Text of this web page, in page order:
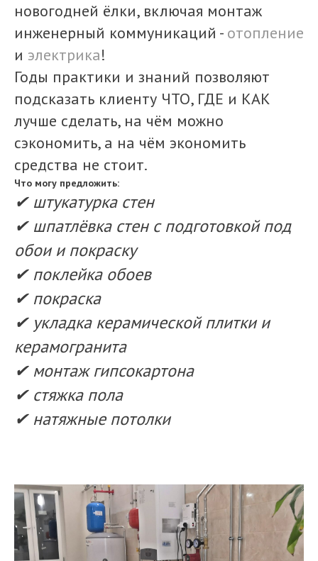
новогодней ёлки, включая монтаж
инженерный коммуникаций - отопление
и электрика!
Годы практики и знаний позволяют
подсказать клиенту ЧТО, ГДЕ и КАК
лучше сделать, на чём можно
сэкономить, а на чём экономить
средства не стоит.
Что могу предложить:
✔ штукатурка стен
✔ шпатлёвка стен с подготовкой под
обои и покраску
✔ поклейка обоев
✔ покраска
✔ укладка керамической плитки и
керамогранита
✔ монтаж гипсокартона
✔ стяжка пола
✔ натяжные потолки